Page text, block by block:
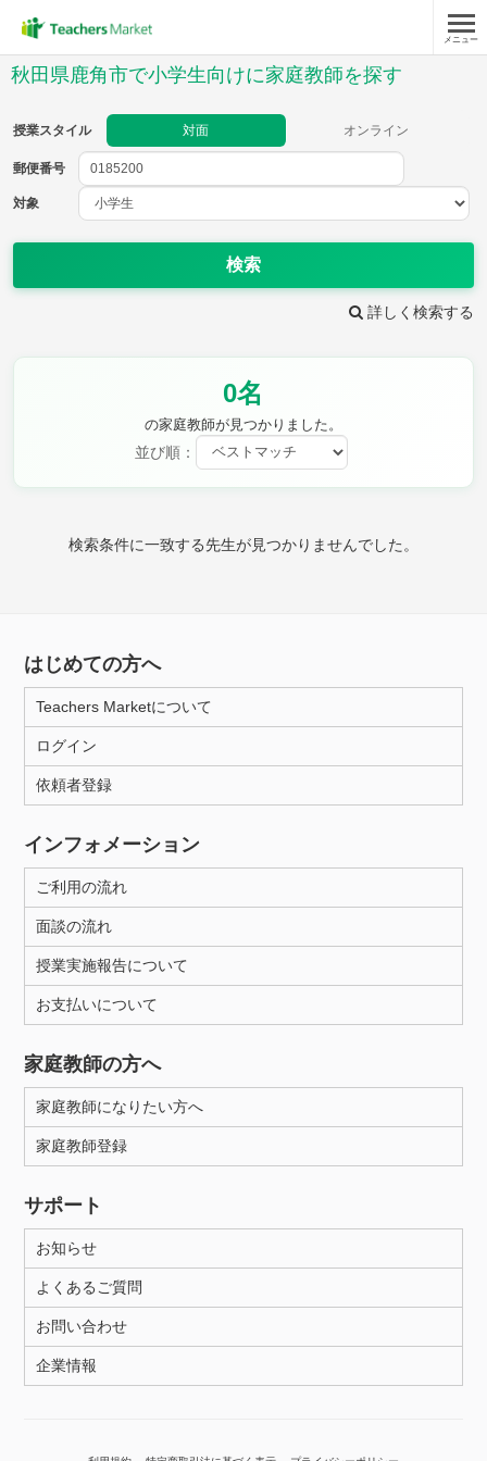
メニュー
秋田県鹿角市で小学生向けに家庭教師を探す
授業スタイル 対面 オンライン
郵便番号
対象
検索
詳しく検索する
0名
の家庭教師が見つかりました。
並び順：
検索条件に一致する先生が見つかりませんでした。
郵便番号
教科
理科
保健・体育 図画工作 書写
月曜日 火曜日
所属大学
距離：15km以内
年齢：18-101歳
はじめての方へ
Teachers Marketについて
ログイン
依頼者登録
インフォメーション
ご利用の流れ
面談の流れ
授業実施報告について
お支払いについて
家庭教師の方へ
家庭教師になりたい方へ
家庭教師登録
サポート
お知らせ
よくあるご質問
お問い合わせ
企業情報